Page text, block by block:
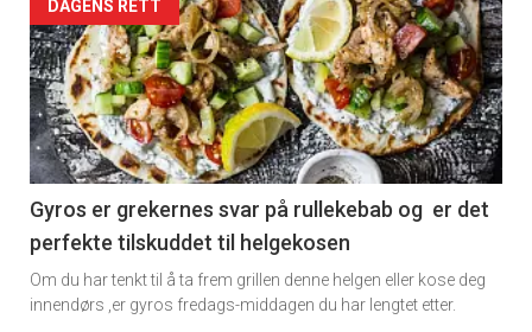
Artikler
detail
-
section
11
Dagens
rett
DAGENS RETT
Gyros er grekernes svar på rullekebab og er det
perfekte tilskuddet til helgekosen
Om du har tenkt til å ta frem grillen denne helgen eller kose deg
innendørs ,er gyros fredags-middagen du har lengtet etter.